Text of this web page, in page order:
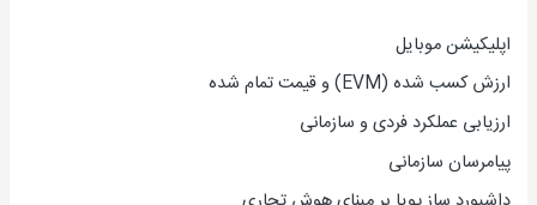
اپلیکیشن موبایل
ارزش کسب شده (EVM) و قیمت تمام شده
ارزیابی عملکرد فردی و سازمانی
پیامرسان سازمانی